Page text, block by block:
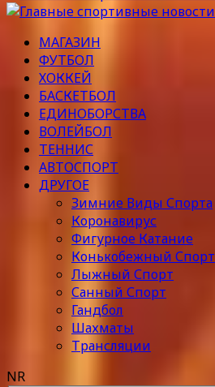
МАГАЗИН
ФУТБОЛ
ХОККЕЙ
БАСКЕТБОЛ
ЕДИНОБОРСТВА
ВОЛЕЙБОЛ
ТЕННИС
АВТОСПОРТ
ДРУГОЕ
Зимние Виды Спорта
Коронавирус
Фигурное Катание
Конькобежный Спорт
Лыжный Спорт
Санный Спорт
Гандбол
Шахматы
Трансляции
NR